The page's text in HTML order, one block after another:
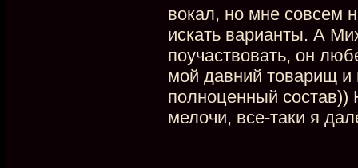
вокал, но мне совсем
искать варианты. А
поучаствовать, он
мой давний товарищ
полноценный состав))
мелочи, все-таки я